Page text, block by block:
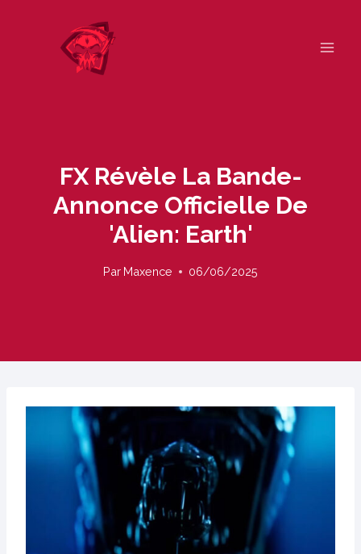
FX Révèle La Bande-
Annonce Officielle De
'Alien: Earth'
Par Maxence 06/06/2025